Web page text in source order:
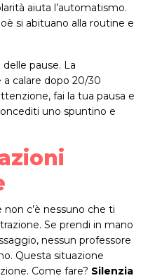
aiuta l’automatismo.
si abituano alla routine e
pause. La
calare dopo 20/30
fai la tua pausa e
uno spuntino e
c’è nessuno che ti
Se prendi in mano
nessun professore
Questa situazione
Come fare? Silenzia